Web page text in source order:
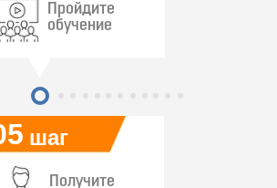
шаг
Пройдите
обучение
Получите